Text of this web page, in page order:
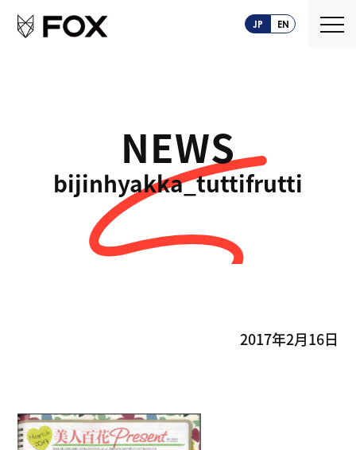
JP EN
FOXとは
創業ストーリー
Service
CASEPLAY
Company
NEWS
bijinhyakka_tuttifrutti
2017年2月16日